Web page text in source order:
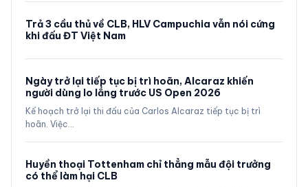
Trả 3 cầu thủ về CLB, HLV Campuchia vẫn nói cứng
khi đấu ĐT Việt Nam
Ngày trở lại tiếp tục bị trì hoãn, Alcaraz khiến
người dùng lo lắng trước US Open 2026
Kế hoạch trở lại thi đấu của Carlos Alcaraz tiếp tục bị trì
hoãn. Việc…
Huyền thoại Tottenham chỉ thẳng mẫu đội trưởng
có thể làm hại CLB